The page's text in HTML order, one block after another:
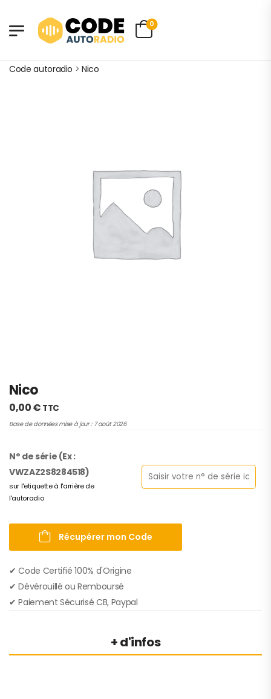
0
Code autoradio >Nico
Nico
0,00€ TTC
Base de données mise à jour : 7 août 2026
N° de série (Ex :
VWZAZ2S8284518)
sur l'etiquette à l'arrière de
l'autoradio
Récupérer mon Code
✔︎ Code Certifié 100% d'Origine
✔︎ Dévérouillé ou Remboursé
✔︎ Paiement Sécurisé CB, Paypal
+ d'infos